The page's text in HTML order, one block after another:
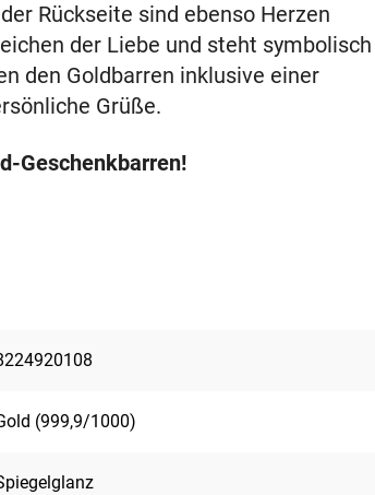
Rückseite sind ebenso Herzen
der Liebe und steht symbolisch
den Goldbarren inklusive einer
Grüße.
Geschenkbarren!
(999,9/1000)